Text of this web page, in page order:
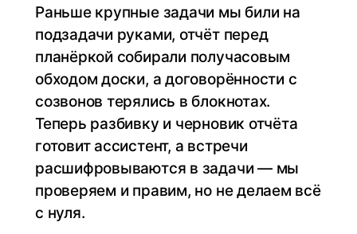
Раньше крупные задачи мы били на
подзадачи руками, отчёт перед
планёркой собирали получасовым
обходом доски, а договорённости с
созвонов терялись в блокнотах.
Теперь разбивку и черновик отчёта
готовит ассистент, а встречи
расшифровываются в задачи — мы
проверяем и правим, но не делаем всё
с нуля.